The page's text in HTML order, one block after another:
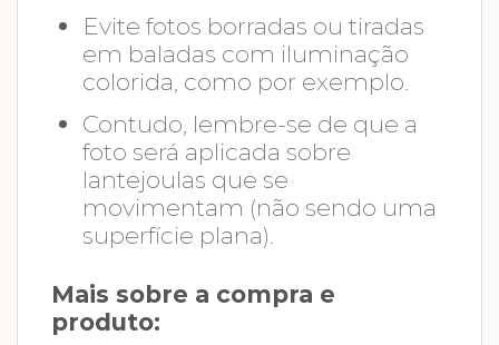
Evite fotos borradas ou tiradas
em baladas com iluminação
colorida, como por exemplo.
Contudo, lembre-se de que a
foto será aplicada sobre
lantejoulas que se
movimentam (não sendo uma
superfície plana).
Mais sobre a compra e
produto: